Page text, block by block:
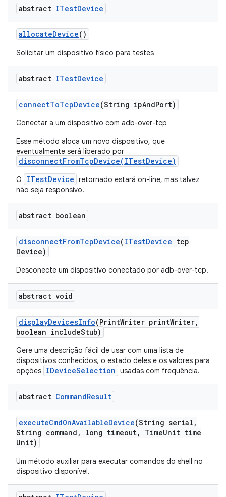
abstract ITestDevice
allocateDevice()
Solicitar um dispositivo físico para testes
abstract ITestDevice
connectToTcpDevice(String ipAndPort)
Conectar a um dispositivo com adb-over-tcp
Esse método aloca um novo dispositivo, que
eventualmente será liberado por
disconnectFromTcpDevice(ITestDevice)
O ITestDevice retornado estará on-line, mas talvez
não seja responsivo.
abstract boolean
disconnectFromTcpDevice(ITestDevice tcp
Device)
Desconecte um dispositivo conectado por adb-over-tcp.
abstract void
displayDevicesInfo(PrintWriter printWriter,
boolean includeStub)
Gere uma descrição fácil de usar com uma lista de
dispositivos conhecidos, o estado deles e os valores para
opções IDeviceSelection usadas com frequência.
abstract CommandResult
executeCmdOnAvailableDevice(String serial ,
String command , long timeout, TimeUnit time
Unit)
Um método auxiliar para executar comandos do shell no
dispositivo disponível.